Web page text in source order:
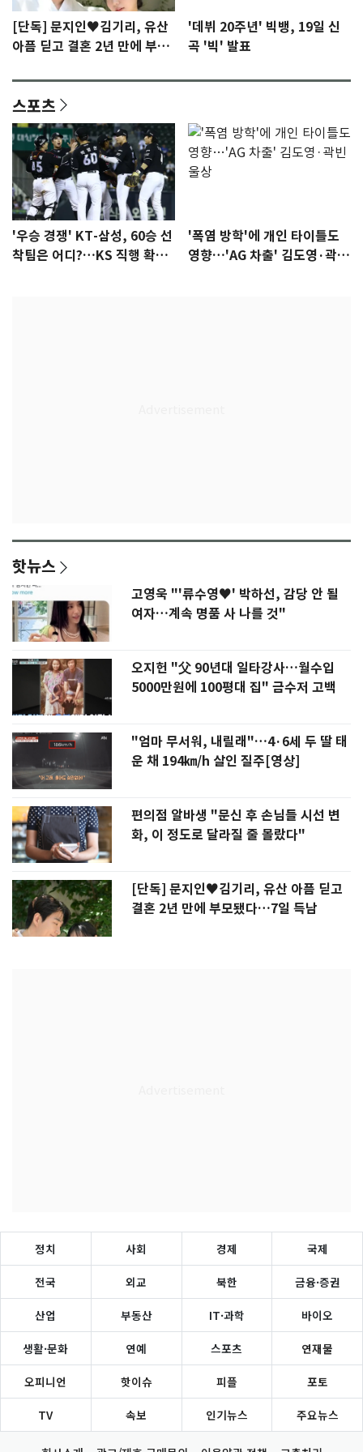
[단독] 문지인♥김기리, 유산
아픔 딛고 결혼 2년 만에 부모
'데뷔 20주년' 빅뱅, 19일 신
곡 '빅' 발표
스포츠
'우승 경쟁' KT-삼성, 60승 선
착팀은 어디?…KS 직행 확률
'폭염 방학'에 개인 타이틀도
영향…'AG 차출' 김도영·곽빈
핫뉴스
고영욱 "'류수영♥' 박하선, 감당 안 될
여자…계속 명품 사 나를 것"
오지헌 "父 90년대 일타강사…월수입
5000만원에 100평대 집" 금수저 고백
"엄마 무서워, 내릴래"…4·6세 두 딸 태
운 채 194㎞/h 살인 질주[영상]
편의점 알바생 "문신 후 손님들 시선 변
화, 이 정도로 달라질 줄 몰랐다"
[단독] 문지인♥김기리, 유산 아픔 딛고
결혼 2년 만에 부모됐다…7일 득남
정치 사회 경제 국제
전국 외교 북한 금융·증권
산업 부동산 IT·과학 바이오
생활·문화 연예 스포츠 연재물
오피니언 핫이슈 피플 포토
TV 속보 인기뉴스 주요뉴스